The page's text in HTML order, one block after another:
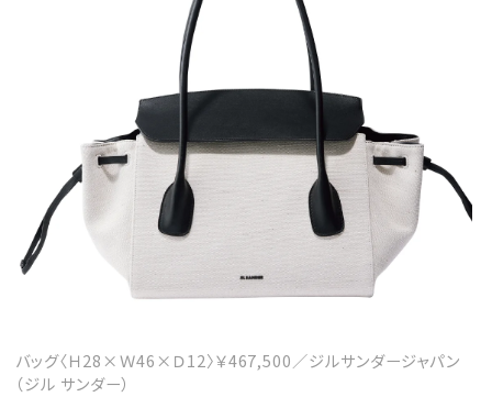
バッグ〈Ｈ28×Ｗ46×Ｄ12〉￥467,500／ジルサンダージャパン
（ジル サンダー）